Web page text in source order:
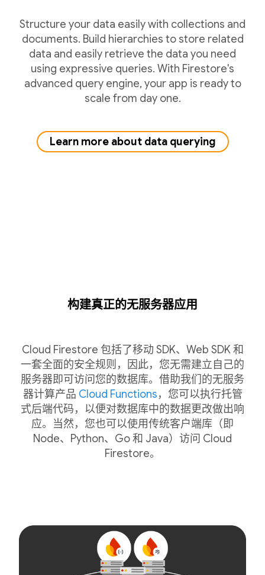
Structure your data easily with collections and
documents. Build hierarchies to store related
data and easily retrieve the data you need
using expressive queries. With Firestore's
advanced query engine, your app is ready to
scale from day one.
Learn more about data querying
构建真正的无服务器应用
Cloud Firestore 包括了移动 SDK、Web SDK 和
一套全面的安全规则，因此，您无需建立自己的
服务器即可访问您的数据库。借助我们的无服务
器计算产品 Cloud Functions，您可以执行托管
式后端代码，以便对数据库中的数据更改做出响
应。当然，您也可以使用传统客户端库（即
Node、Python、Go 和 Java）访问 Cloud
Firestore。